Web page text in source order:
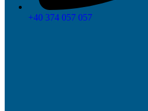
+40 374 057 057